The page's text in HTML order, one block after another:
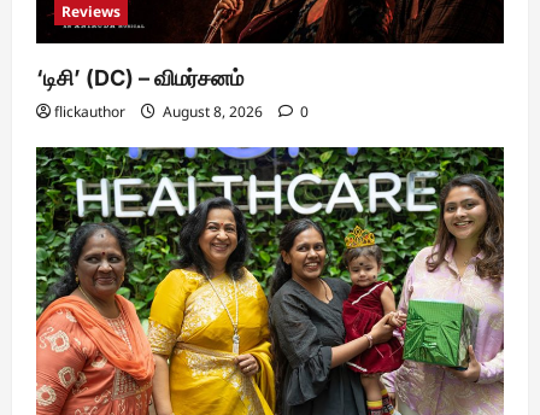
Reviews
‘டிசி’ (DC) – விமர்சனம்
flickauthor August 8, 2026 0